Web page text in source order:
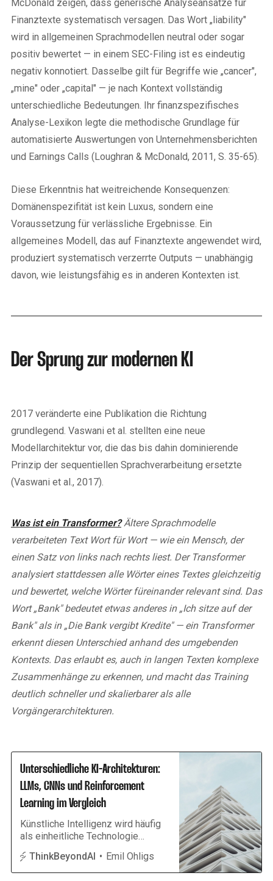
McDonald zeigen, dass generische Analyseansätze für
Finanztexte systematisch versagen. Das Wort „liability"
wird in allgemeinen Sprachmodellen neutral oder sogar
positiv bewertet — in einem SEC-Filing ist es eindeutig
negativ konnotiert. Dasselbe gilt für Begriffe wie „cancer",
„mine" oder „capital" — je nach Kontext vollständig
unterschiedliche Bedeutungen. Ihr finanzspezifisches
Analyse-Lexikon legte die methodische Grundlage für
automatisierte Auswertungen von Unternehmensberichten
und Earnings Calls (Loughran & McDonald, 2011, S. 35-65).
Diese Erkenntnis hat weitreichende Konsequenzen:
Domänenspezifität ist kein Luxus, sondern eine
Voraussetzung für verlässliche Ergebnisse. Ein
allgemeines Modell, das auf Finanztexte angewendet wird,
produziert systematisch verzerrte Outputs — unabhängig
davon, wie leistungsfähig es in anderen Kontexten ist.
Der Sprung zur modernen KI
2017 veränderte eine Publikation die Richtung
grundlegend. Vaswani et al. stellten eine neue
Modellarchitektur vor, die das bis dahin dominierende
Prinzip der sequentiellen Sprachverarbeitung ersetzte
(Vaswani et al., 2017).
Was ist ein Transformer?Ältere Sprachmodelle
verarbeiteten Text Wort für Wort — wie ein Mensch, der
einen Satz von links nach rechts liest. Der Transformer
analysiert stattdessen alle Wörter eines Textes gleichzeitig
und bewertet, welche Wörter füreinander relevant sind. Das
Wort „Bank" bedeutet etwas anderes in „Ich sitze auf der
Bank" als in „Die Bank vergibt Kredite" — ein Transformer
erkennt diesen Unterschied anhand des umgebenden
Kontexts. Das erlaubt es, auch in langen Texten komplexe
Zusammenhänge zu erkennen, und macht das Training
deutlich schneller und skalierbarer als alle
Vorgängerarchitekturen.
Unterschiedliche KI-Architekturen:
LLMs, CNNs und Reinforcement
Learning im Vergleich
Künstliche Intelligenz wird häufig
als einheitliche Technologie
basiert moderne KI jedoch
auf grundlegend unterschiedlichen
ThinkBeyondAI Emil Ohligs